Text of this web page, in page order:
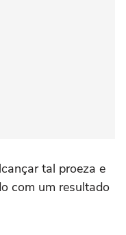
tal proeza e
com um resultado